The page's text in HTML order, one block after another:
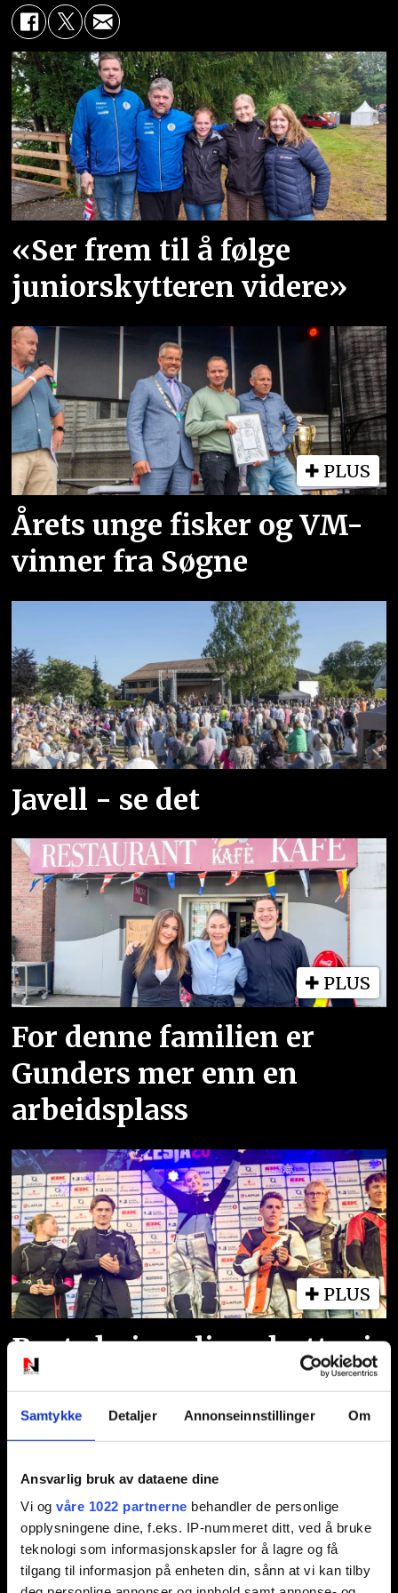
Samtykke Detaljer Annonseinnstillinger Om
Ansvarlig bruk av dataene dine
Vi og våre 1022 partnerne behandler de personlige
opplysningene dine, f.eks. IP-nummeret ditt, ved å bruke
teknologi som informasjonskapsler for å lagre og få
tilgang til informasjon på enheten din, sånn at vi kan tilby
«Ser frem til å følge
juniorskytteren videre»
PLUS
Årets unge fisker og VM-
vinner fra Søgne
Javell - se det
PLUS
For denne familien er
Gunders mer enn en
arbeidsplass
PLUS
Beste kvinnelige skytter i
feltfinalen
PLUS